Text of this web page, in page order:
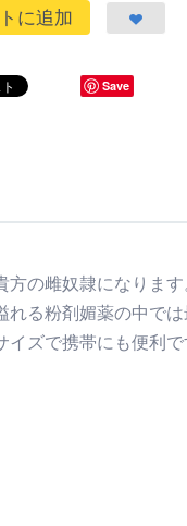
に追加
Save
の雌奴隷になります
る粉剤媚薬の中で
ズで携帯にも便利